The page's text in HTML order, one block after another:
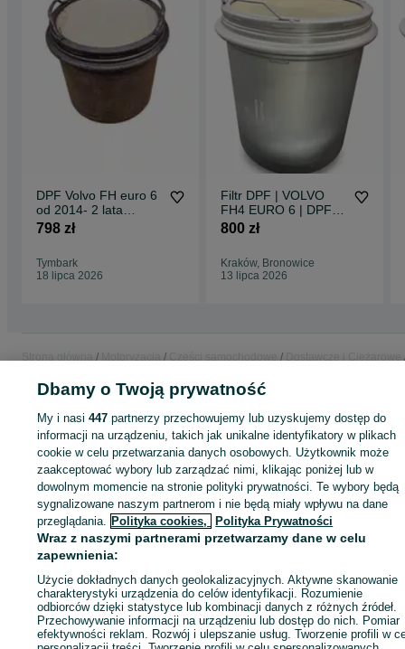
DPF Volvo FH euro 6
od 2014- 2 lata
gwarancji - DPF-
798 zł
Tymbark
18 lipca 2026
Filtr DPF | VOLVO
FH4 EURO 6 | DPF
RENAULT Seria T,
800 zł
Kraków, Bronowice
13 lipca 2026
Strona główna Motoryzacja Części samochodowe
Dostawcze i Ciężarowe
Dostawcze i Ciężarowe - Prądnik Biały
KATEGORIA
ID:991604196 Wyświetlenia:
Zadzwoń / SMS Wyślij wiadomość
Dbamy o Twoją prywatność
My i nasi447 partnerzy przechowujemy lub uzyskujemy dostęp do
informacji na urządzeniu, takich jak unikalne identyfikatory w plikach
cookie w celu przetwarzania danych osobowych. Użytkownik może
zaakceptować wybory lub zarządzać nimi, klikając poniżej lub w
dowolnym momencie na stronie polityki prywatności. Te wybory będą
sygnalizowane naszym partnerom i nie będą miały wpływu na dane
przeglądania. Polityka cookies, Polityka Prywatności
Wraz z naszymi partnerami przetwarzamy dane w celu
zapewnienia:
Użycie dokładnych danych geolokalizacyjnych. Aktywne skanowanie
charakterystyki urządzenia do celów identyfikacji. Rozumienie
odbiorców dzięki statystyce lub kombinacji danych z różnych źródeł.
Przechowywanie informacji na urządzeniu lub dostęp do nich. Pomiar
efektywności reklam. Rozwój i ulepszanie usług. Tworzenie profili w